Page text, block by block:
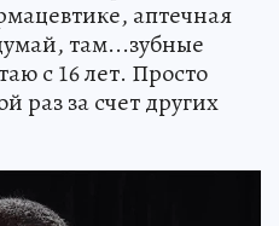
аптечная
там...зубные
с 16 лет. Просто
раз за счет других